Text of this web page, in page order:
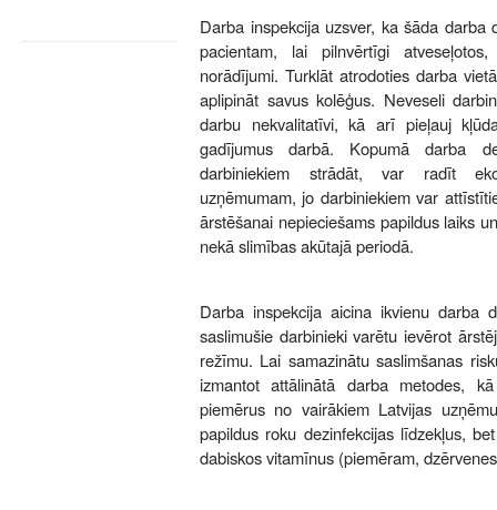
Darba inspekcija uzsver, ka šāda darba
pacientam, lai pilnvērtīgi
norādījumi. Turklāt atrodoties darba
aplipināt savus kolēģus. Neveseli
darbu nekvalitatīvi, kā arī pieļauj
gadījumus darbā. Kopumā darba
darbiniekiem strādāt, var radīt
uzņēmumam, jo darbiniekiem var
ārstēšanai nepieciešams papildus laiks
nekā slimības akūtajā periodā.
Darba inspekcija aicina ikvienu darba
saslimušie darbinieki varētu ievērot
režīmu. Lai samazinātu saslimšanas
izmantot attālinātā darba metodes,
piemērus no vairākiem Latvijas
papildus roku dezinfekcijas līdzekļus,
dabiskos vitamīnus (piemēram,